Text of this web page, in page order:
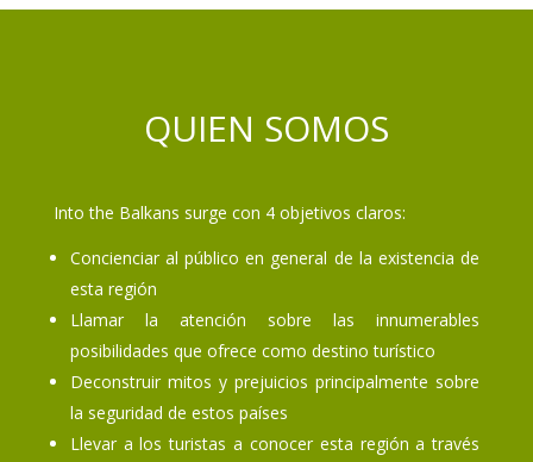
QUIEN SOMOS
Into the Balkans surge con 4 objetivos claros:
Concienciar al público en general de la existencia de
esta región
Llamar la atención sobre las innumerables
posibilidades que ofrece como destino turístico
Deconstruir mitos y prejuicios principalmente sobre
la seguridad de estos países
Llevar a los turistas a conocer esta región a través